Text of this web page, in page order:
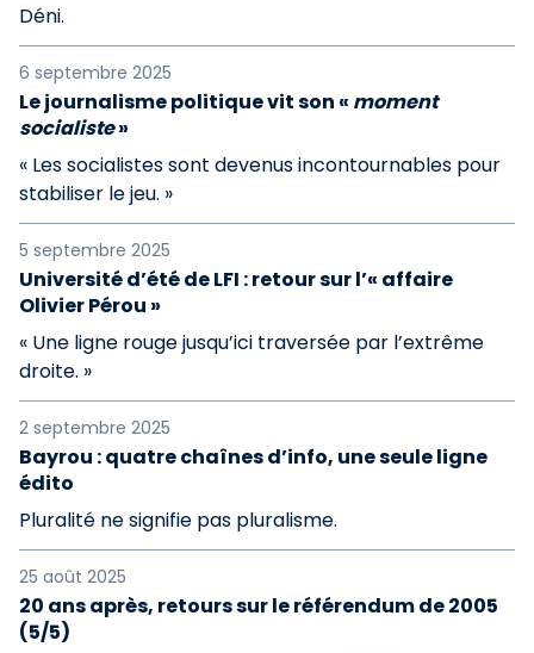
Déni.
6 septembre 2025
Le journalisme politique vit son « moment
socialiste»
« Les socialistes sont devenus incontournables pour
stabiliser le jeu. »
5 septembre 2025
Université d’été de LFI : retour sur l’« affaire
Olivier Pérou »
« Une ligne rouge jusqu’ici traversée par l’extrême
droite. »
2 septembre 2025
Bayrou : quatre chaînes d’info, une seule ligne
édito
Pluralité ne signifie pas pluralisme.
25 août 2025
20 ans après, retours sur le référendum de 2005
(5/5)